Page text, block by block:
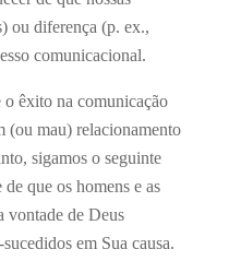
ou diferença (p. ex.,
comunicacional.
o êxito na comunicação
(ou mau) relacionamento
sigamos o seguinte
que os homens e as
vontade de Deus
em Sua causa.